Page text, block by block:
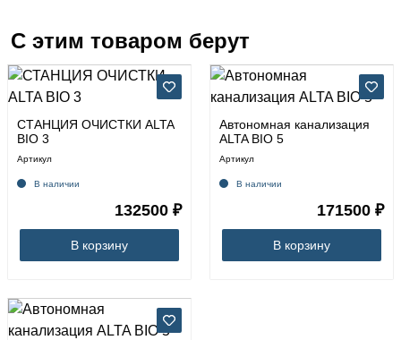
С этим товаром берут
СТАНЦИЯ ОЧИСТКИ ALTA
BIO 3
Артикул
В наличии
132500 ₽
В корзину
Автономная канализация
ALTA BIO 5
Артикул
В наличии
171500 ₽
В корзину